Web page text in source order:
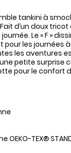
tankini à
d’un doux tricot
Le « F »
les journées
les aventures
petite surprise
pour le confort
TEX®